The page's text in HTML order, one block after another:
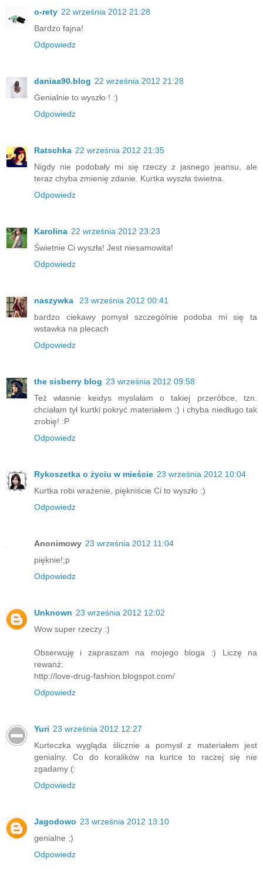
o-rety 22 września 2012 21:28
Bardzo fajna!
Odpowiedz
daniaa90.blog 22 września 2012 21:28
Genialnie to wyszło ! :)
Odpowiedz
Ratschka 22 września 2012 21:35
Nigdy nie podobały mi się rzeczy z jasnego jeansu, ale
teraz chyba zmienię zdanie. Kurtka wyszła świetna.
Odpowiedz
Karolina 22 września 2012 23:23
Świetnie Ci wyszła! Jest niesamowita!
Odpowiedz
naszywka
23 września 2012 00:41
bardzo ciekawy pomysł szczególnie podoba mi się ta
wstawka na plecach
Odpowiedz
the sisberry blog 23 września 2012 09:58
Też własnie keidys myslałam o takiej przeróbce, tzn.
chciałam tył kurtki pokryć materiałem :) i chyba niedługo tak
zrobię! :P
Odpowiedz
Rykoszetka o życiu w mieście 23 września 2012 10:04
Kurtka robi wrażenie, piękniście Ci to wyszło :)
Odpowiedz
Anonimowy 23 września 2012 11:04
pięknie!;p
Odpowiedz
Unknown 23 września 2012 12:02
Wow super rzeczy :)
Obserwuję i zapraszam na mojego bloga :) Liczę na
rewanż:
http://love-drug-fashion.blogspot.com/
Odpowiedz
Yuri 23 września 2012 12:27
Kurteczka wygląda ślicznie a pomysł z materiałem jest
genialny. Co do koralików na kurtce to raczej się nie
zgadamy (:
Odpowiedz
Jagodowo 23 września 2012 13:10
genialne ;)
Odpowiedz